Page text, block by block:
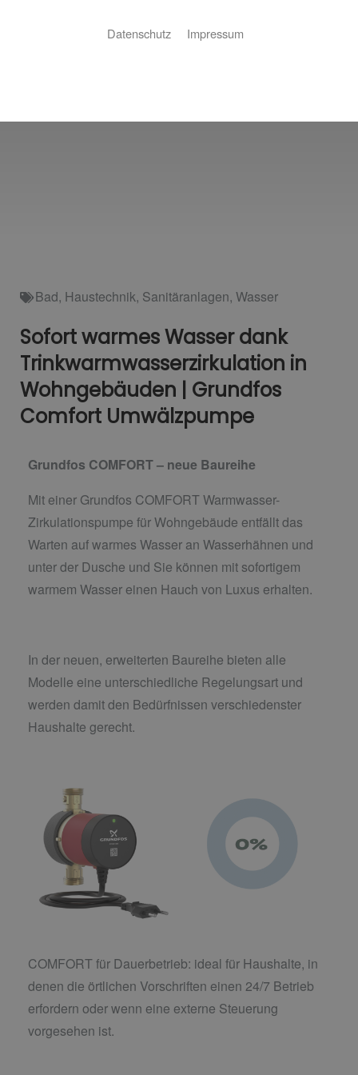
Bad, Haustechnik, Sanitäranlagen, Wasser
Sofort warmes Wasser dank
Trinkwarmwasserzirkulation in
Wohngebäuden | Grundfos
Comfort Umwälzpumpe
Grundfos COMFORT – neue Baureihe
Mit einer Grundfos COMFORT Warmwasser-
Zirkulationspumpe für Wohngebäude entfällt das
Warten auf warmes Wasser an Wasserhähnen und
unter der Dusche und Sie können mit sofortigem
warmem Wasser einen Hauch von Luxus erhalten.
In der neuen, erweiterten Baureihe bieten alle
Modelle eine unterschiedliche Regelungsart und
werden damit den Bedürfnissen verschiedenster
Haushalte gerecht.
COMFORT für Dauerbetrieb: ideal für Haushalte, in
denen die örtlichen Vorschriften einen 24/7 Betrieb
erfordern oder wenn eine externe Steuerung
vorgesehen ist.
Datenschutz Impressum